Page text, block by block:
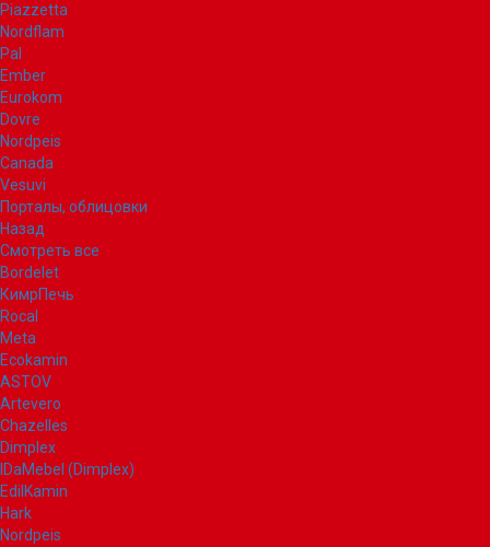
Piazzetta
Nordflam
Pal
Ember
Eurokom
Dovre
Nordpeis
Canada
Vesuvi
Порталы, облицовки
Назад
Смотреть все
Bordelet
КимрПечь
Rocal
Meta
Ecokamin
ASTOV
Artevero
Chazelles
Dimplex
IDaMebel (Dimplex)
EdilKamin
Hark
Nordpeis